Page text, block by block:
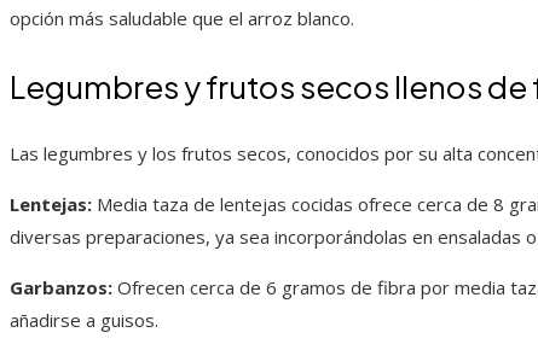
opción más saludable que el arroz blanco.
Legumbres y frutos secos llenos de
Las legumbres y los frutos secos, conocidos por su alta
Lentejas: Media taza de lentejas cocidas ofrece cerca de 8
diversas preparaciones, ya sea incorporándolas en ensaladas
Garbanzos: Ofrecen cerca de 6 gramos de fibra por media
añadirse a guisos.